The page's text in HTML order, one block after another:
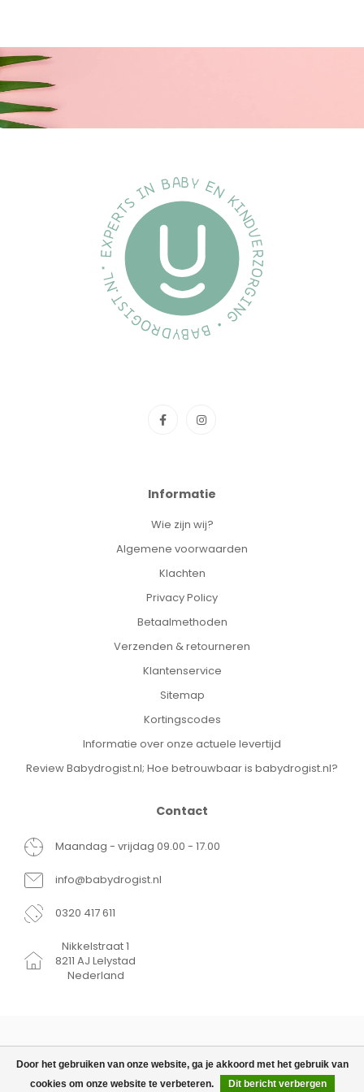
€21,99
Door het gebruiken van onze website, ga je akkoord met het gebruik van
cookies om onze website te verbeteren.
Dit bericht verbergen
Informatie
Wie zijn wij?
Algemene voorwaarden
Klachten
Privacy Policy
Betaalmethoden
Verzenden & retourneren
Klantenservice
Sitemap
Kortingscodes
Informatie over onze actuele levertijd
Review Babydrogist.nl; Hoe betrouwbaar is babydrogist.nl?
Contact
Maandag - vrijdag 09.00 - 17.00
info@babydrogist.nl
0320 417 611
Nikkelstraat 1
8211 AJ Lelystad
Nederland
© Copyright 2026 Babydrogist.nl